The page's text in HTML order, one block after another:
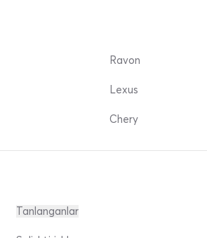
Ravon
Lexus
Chery
Tanlanganlar